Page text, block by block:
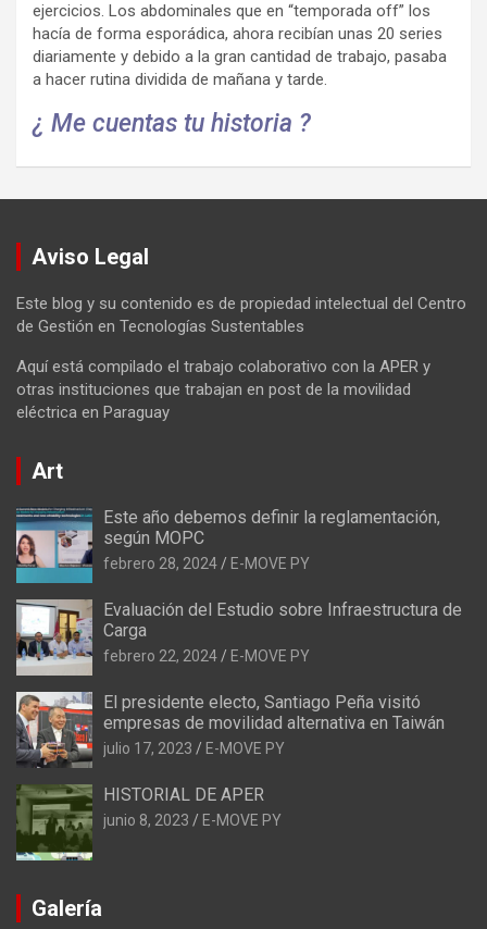
ejercicios. Los abdominales que en “temporada off” los
hacía de forma esporádica, ahora recibían unas 20 series
diariamente y debido a la gran cantidad de trabajo, pasaba
a hacer rutina dividida de mañana y tarde.
¿ Me cuentas tu historia ?
Aviso Legal
Este blog y su contenido es de propiedad intelectual del Centro
de Gestión en Tecnologías Sustentables
Aquí está compilado el trabajo colaborativo con la APER y
otras instituciones que trabajan en post de la movilidad
eléctrica en Paraguay
Art
Este año debemos definir la reglamentación,
según MOPC
febrero 28, 2024 E-MOVE PY
Evaluación del Estudio sobre Infraestructura de
Carga
febrero 22, 2024 E-MOVE PY
El presidente electo, Santiago Peña visitó
empresas de movilidad alternativa en Taiwán
julio 17, 2023 E-MOVE PY
HISTORIAL DE APER
junio 8, 2023 E-MOVE PY
Galería